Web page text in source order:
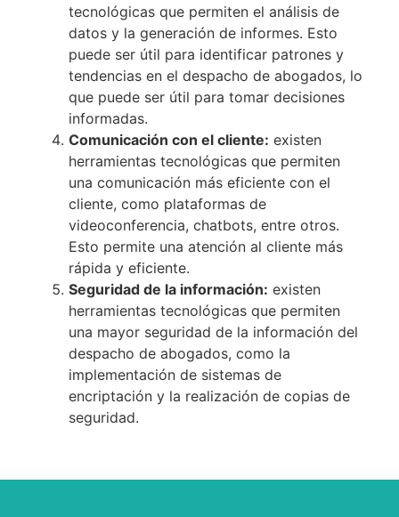
tecnológicas que permiten el análisis de
datos y la generación de informes. Esto
puede ser útil para identificar patrones y
tendencias en el despacho de abogados, lo
que puede ser útil para tomar decisiones
informadas.
Comunicación con el cliente: existen
herramientas tecnológicas que permiten
una comunicación más eficiente con el
cliente, como plataformas de
videoconferencia, chatbots, entre otros.
Esto permite una atención al cliente más
rápida y eficiente.
Seguridad de la información: existen
herramientas tecnológicas que permiten
una mayor seguridad de la información del
despacho de abogados, como la
implementación de sistemas de
encriptación y la realización de copias de
seguridad.